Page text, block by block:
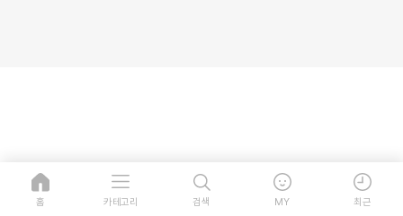
홈 카테고리 검색 MY 최근